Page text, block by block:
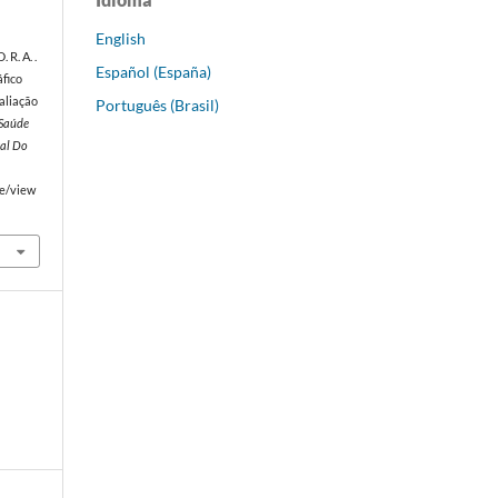
A. .
Do
view
English
Español (España)
Português (Brasil)